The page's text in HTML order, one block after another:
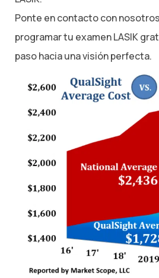
Ponte en contacto con
programar tu examen LASIK
paso hacia una visión perfecta.